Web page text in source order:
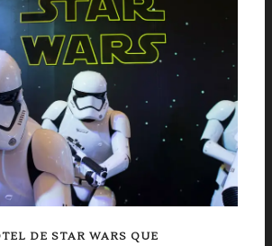
DE STAR WARS QUE